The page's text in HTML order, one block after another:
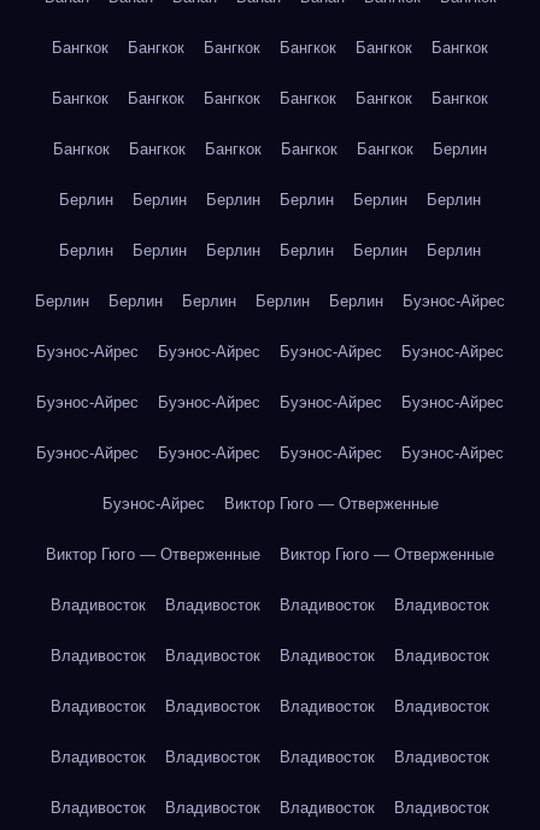
Бангкок Бангкок Бангкок Бангкок Бангкок Бангкок
Бангкок Бангкок Бангкок Бангкок Бангкок Бангкок
Бангкок Бангкок Бангкок Бангкок Бангкок Берлин
Берлин Берлин Берлин Берлин Берлин Берлин
Берлин Берлин Берлин Берлин Берлин Берлин
Берлин Берлин Берлин Берлин Берлин Буэнос-Айрес
Буэнос-Айрес Буэнос-Айрес Буэнос-Айрес Буэнос-Айрес
Буэнос-Айрес Буэнос-Айрес Буэнос-Айрес Буэнос-Айрес
Буэнос-Айрес Буэнос-Айрес Буэнос-Айрес Буэнос-Айрес
Буэнос-Айрес Виктор Гюго — Отверженные
Виктор Гюго — Отверженные Виктор Гюго — Отверженные
Владивосток Владивосток Владивосток Владивосток
Владивосток Владивосток Владивосток Владивосток
Владивосток Владивосток Владивосток Владивосток
Владивосток Владивосток Владивосток Владивосток
Владивосток Владивосток Владивосток Владивосток